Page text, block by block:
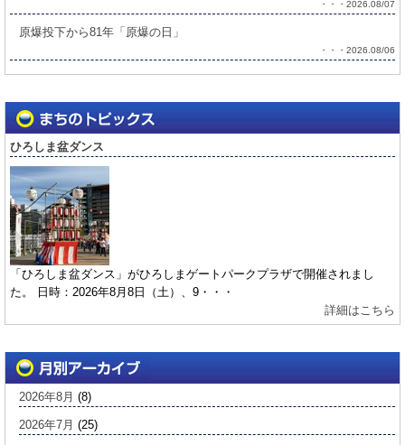
・・・2026.08/07
原爆投下から81年「原爆の日」
・・・2026.08/06
ひろしま盆ダンス
「ひろしま盆ダンス」がひろしまゲートパークプラザで開催されまし
た。 日時：2026年8月8日（土）、9・・・
詳細はこちら
2026年8月 (8)
2026年7月 (25)